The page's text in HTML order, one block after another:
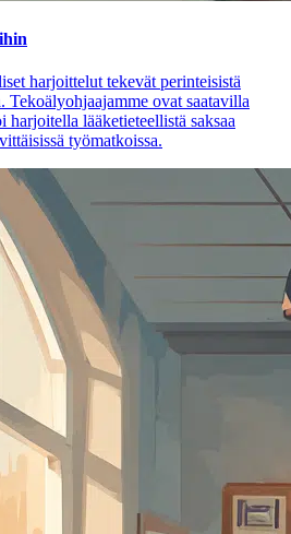
harjoittelut tekevät perinteisistä
Tekoälyohjaajamme ovat saatavilla
lääketieteellistä saksaa
työmatkoissa.